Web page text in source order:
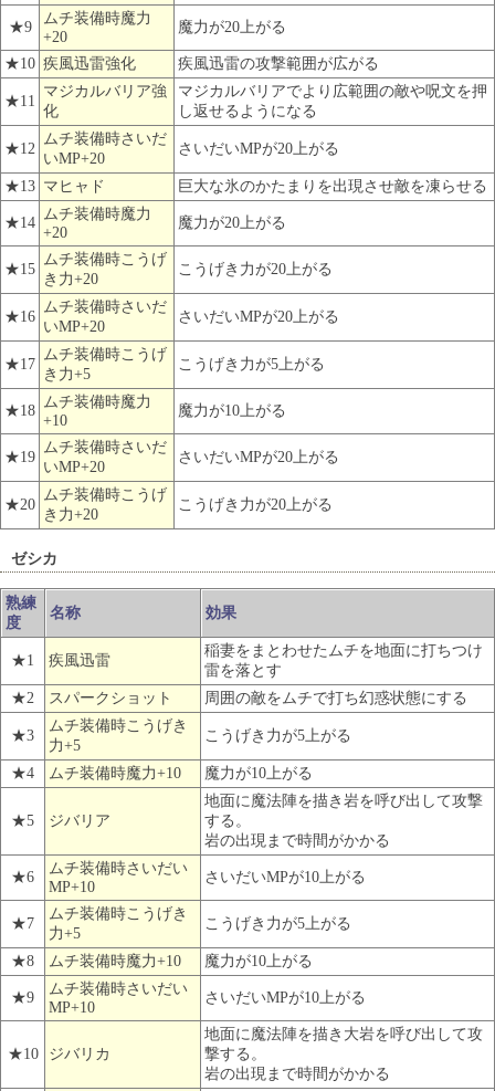
★9
ムチ装備時魔力
+20
魔力が20上がる
★10 疾風迅雷強化 疾風迅雷の攻撃範囲が広がる
★11
マジカルバリア強
化
マジカルバリアでより広範囲の敵や呪文を押
し返せるようになる
★12
ムチ装備時さいだ
いMP+20
さいだいMPが20上がる
★13 マヒャド 巨大な氷のかたまりを出現させ敵を凍らせる
★14
ムチ装備時魔力
+20
魔力が20上がる
★15
ムチ装備時こうげ
き力+20
こうげき力が20上がる
★16
ムチ装備時さいだ
いMP+20
さいだいMPが20上がる
★17
ムチ装備時こうげ
き力+5
こうげき力が5上がる
★18
ムチ装備時魔力
+10
魔力が10上がる
★19
ムチ装備時さいだ
いMP+20
さいだいMPが20上がる
★20
ムチ装備時こうげ
き力+20
こうげき力が20上がる
ゼシカ
熟練
度
名称 効果
★1 疾風迅雷
稲妻をまとわせたムチを地面に打ちつけ
雷を落とす
★2
スパークショット 周囲の敵をムチで打ち幻惑状態にする
★3
ムチ装備時こうげき
力+5
こうげき力が5上がる
★4 ムチ装備時魔力+10 魔力が10上がる
★5 ジバリア
地面に魔法陣を描き岩を呼び出して攻撃
する。
岩の出現まで時間がかかる
★6
ムチ装備時さいだい
MP+10
さいだいMPが10上がる
★7
ムチ装備時こうげき
力+5
こうげき力が5上がる
★8 ムチ装備時魔力+10 魔力が10上がる
★9
ムチ装備時さいだい
MP+10
さいだいMPが10上がる
★10 ジバリカ
地面に魔法陣を描き大岩を呼び出して攻
撃する。
岩の出現まで時間がかかる